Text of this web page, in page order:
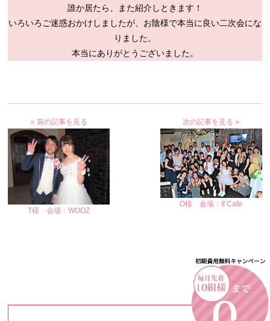
誰か居たら、また紹介しときます！
いろいろご迷惑おかけしましたが、お陰様で本当に良い二次会にな
りました。
本当にありがとうございました。
« 前の記事を見る
T様 会場：WOOZ
次の記事を見る »
O様 会場：If Cafe